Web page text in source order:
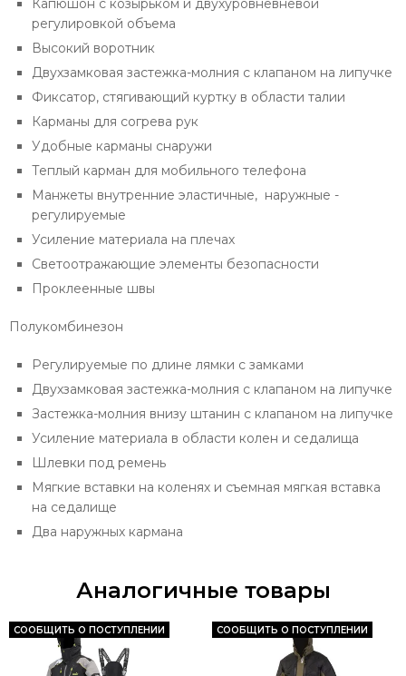
Капюшон с козырьком и двухуровневневой
регулировкой объема
Высокий воротник
Двухзамковая застежка-молния с клапаном на липучке
Фиксатор, стягивающий куртку в области талии
Карманы для согрева рук
Удобные карманы снаружи
Теплый карман для мобильного телефона
Манжеты внутренние эластичные, наружные -
регулируемые
Усиление материала на плечах
Светоотражающие элементы безопасности
Проклеенные швы
Полукомбинезон
Регулируемые по длине лямки с замками
Двухзамковая застежка-молния с клапаном на липучке
Застежка-молния внизу штанин с клапаном на липучке
Усиление материала в области колен и седалища
Шлевки под ремень
Мягкие вставки на коленях и съемная мягкая вставка
на седалище
Два наружных кармана
Аналогичные товары
СООБЩИТЬ О ПОСТУПЛЕНИИ СООБЩИТЬ О ПОСТУПЛЕНИИ